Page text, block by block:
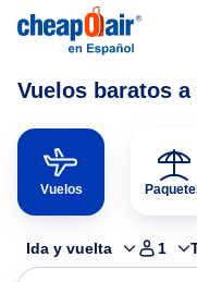
Vuelos baratos a
Vuelos
Ida y vuelta 1